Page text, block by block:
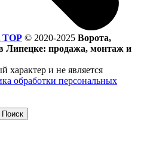
TOP © 2020-2025 Ворота,
Липецке: продажа, монтаж и
и не является
обработки персональных
Поиск